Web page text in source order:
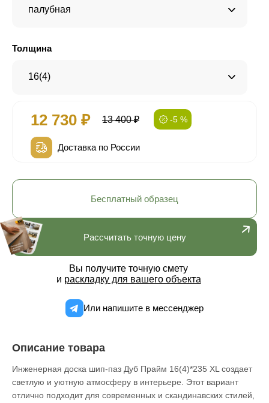
палубная
Толщина
16(4)
12 730 ₽ 13 400 ₽ -5 %
Доставка по России
Рассчитать точную цену
Вы получите точную смету
и раскладку для вашего объекта
Или напишите в мессенджер
Бесплатный образец
Описание товара
Инженерная доска шип-паз Дуб Прайм 16(4)*235 XL создает
светлую и уютную атмосферу в интерьере. Этот вариант
отлично подходит для современных и скандинавских стилей,